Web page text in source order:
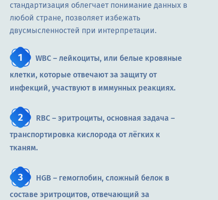
стандартизация облегчает понимание данных в
любой стране, позволяет избежать
двусмысленностей при интерпретации.
WBC – лейкоциты, или белые кровяные
клетки, которые отвечают за защиту от
инфекций, участвуют в иммунных реакциях.
RBC – эритроциты, основная задача –
транспортировка кислорода от лёгких к
тканям.
HGB – гемоглобин, сложный белок в
составе эритроцитов, отвечающий за